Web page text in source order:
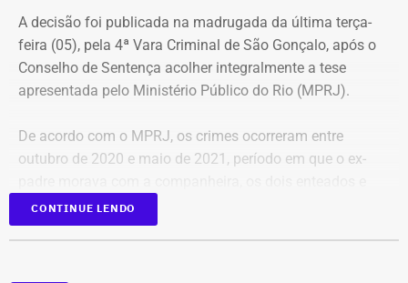
A decisão foi publicada na madrugada da última terça-
feira (05), pela 4ª Vara Criminal de São Gonçalo, após o
Conselho de Sentença acolher integralmente a tese
apresentada pelo Ministério Público do Rio (MPRJ).
De acordo com o MPRJ, os crimes ocorreram entre
outubro de 2020 e maio de 2021, período em que o ex-
uma filha do casal. Segundo a denúncia, as crianças
eram submetidas a agressões físicas, violência
CONTINUE LENDO